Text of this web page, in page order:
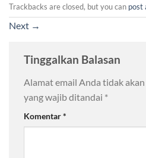
Trackbacks are closed, but you can post
Next →
Tinggalkan Balasan
Alamat email Anda tidak
yang wajib ditandai *
Komentar*